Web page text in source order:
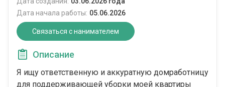
Дата начала работы: 05.06.2026
Связаться с нанимателем
Описание
Я ищу ответственную и аккуратную домработницу
для поддерживающей уборки моей квартиры